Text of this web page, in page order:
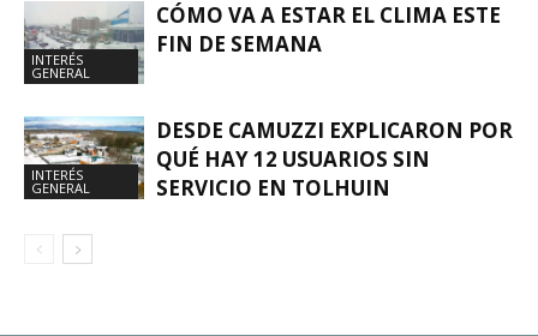
INTERÉS
GENERAL
CÓMO VA A ESTAR EL CLIMA ESTE
FIN DE SEMANA
INTERÉS
GENERAL
DESDE CAMUZZI EXPLICARON POR
QUÉ HAY 12 USUARIOS SIN
SERVICIO EN TOLHUIN